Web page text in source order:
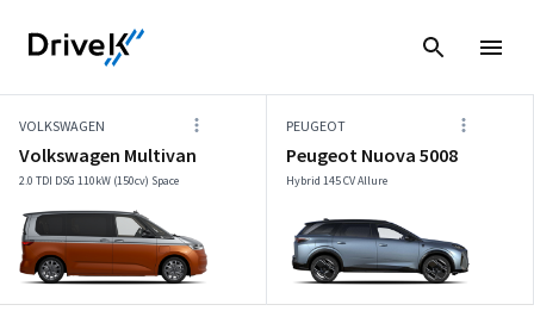
VOLKSWAGEN
Volkswagen Multivan
2.0 TDI DSG 110kW (150cv) Space
PEUGEOT
Peugeot Nuova 5008
Hybrid 145 CV Allure